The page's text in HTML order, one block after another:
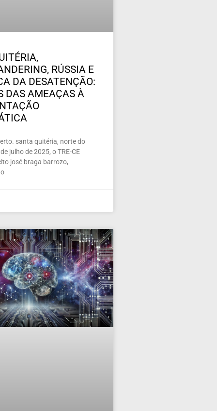
RÚSSIA E
DA DESATENÇÃO:
DAS AMEAÇAS À
santa quitéria, norte do
julho de 2025, o TRE-CE
josé braga barrozo,